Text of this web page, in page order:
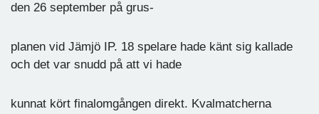
den 26 september på grus-
planen vid Jämjö IP. 18 spelare hade känt sig kallade
och det var snudd på att vi hade
kunnat kört finalomgången direkt. Kvalmatcherna